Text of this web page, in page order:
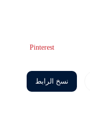
Pinterest
نسخ الرابط